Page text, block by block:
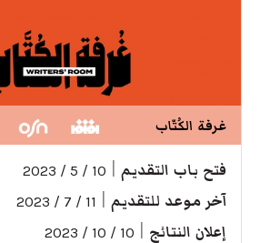
غرفة الكُتّاب
فتح باب التقديم 10 / 5 / 2023
آخر موعد للتقديم 11 / 7 / 2023
إعلان النتائج 10 / 10 / 2023